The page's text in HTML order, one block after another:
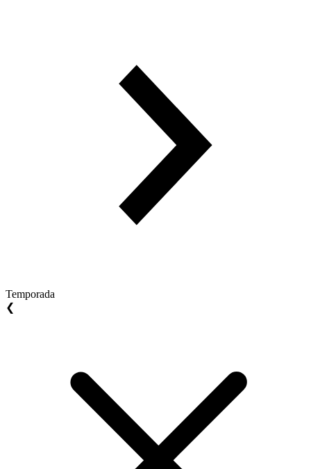
Temporada
❮